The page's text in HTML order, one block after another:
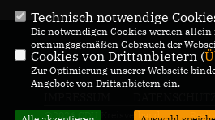
@2026 CDU Kreisverband
Technisch notwendige
Die notwendigen Cookies werden allein
ordnungsgemäßen Gebrauch der
Cookies von Drittanbietern (
Zur Optimierung unserer Webseite
Angebote von Drittanbietern ein.